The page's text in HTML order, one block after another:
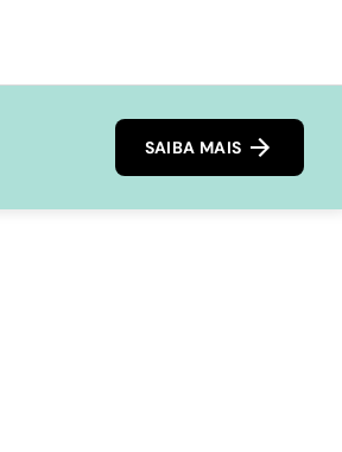
SAIBA MAIS